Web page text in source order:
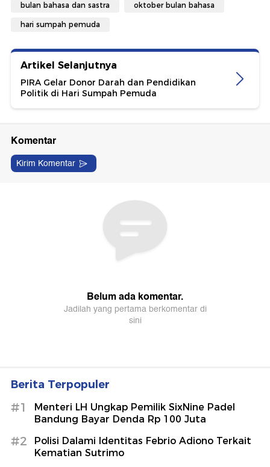
bulan bahasa dan sastra oktober bulan bahasa
hari sumpah pemuda
Artikel Selanjutnya
PIRA Gelar Donor Darah dan Pendidikan
Politik di Hari Sumpah Pemuda
Berita Terpopuler
#1
Menteri LH Ungkap Pemilik SixNine Padel
Bandung Bayar Denda Rp 100 Juta
#2
Polisi Dalami Identitas Febrio Adiono Terkait
Kematian Sutrimo